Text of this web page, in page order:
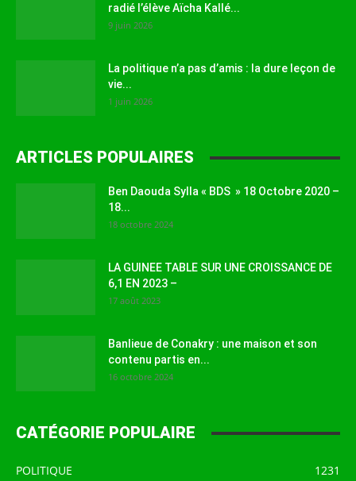
radié l’élève Aïcha Kallé...
9 juin 2026
La politique n’a pas d’amis : la dure leçon de
vie...
1 juin 2026
ARTICLES POPULAIRES
Ben Daouda Sylla « BDS » 18 Octobre 2020 –
18...
18 octobre 2024
LA GUINEE TABLE SUR UNE CROISSANCE DE
6,1 EN 2023 –
17 août 2023
Banlieue de Conakry : une maison et son
contenu partis en...
16 octobre 2024
CATÉGORIE POPULAIRE
POLITIQUE
1231